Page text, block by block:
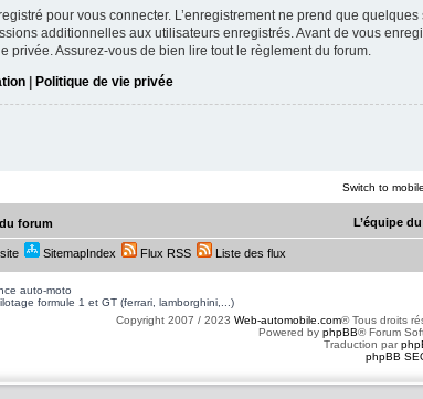
pour vous connecter. L’enregistrement ne prend que
additionnelles aux utilisateurs enregistrés. Avant de vous
privée. Assurez-vous de bien lire tout le règlement du forum.
| Politique de vie privée
Switch to
forum L’équipe
SitemapIndex Flux RSS Liste des flux
auto-moto
formule 1 et GT (ferrari, lamborghini,...)
Copyright 2007 / 2023 Web-automobile.com® Tous droits
Powered by phpBB® Forum
Traduction par
phpBB